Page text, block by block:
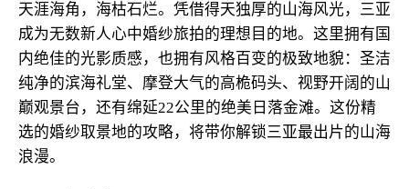
天涯海角，海枯石烂。凭借得天独厚的山海风光，三亚
成为无数新人心中婚纱旅拍的理想目的地。这里拥有国
内绝佳的光影质感，也拥有风格百变的极致地貌：圣洁
纯净的滨海礼堂、摩登大气的高桅码头、视野开阔的山
巅观景台，还有绵延22公里的绝美日落金滩。这份精
选的婚纱取景地的攻略，将带你解锁三亚最出片的山海
浪漫。